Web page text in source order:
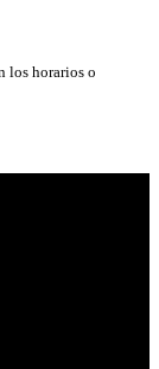
los horarios o